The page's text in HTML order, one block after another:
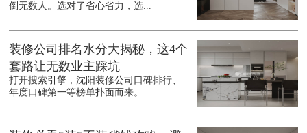
倒无数人。选对了省心省力，选...
装修公司排名水分大揭秘，这4个
套路让无数业主踩坑
打开搜索引擎，沈阳装修公司口碑排行、
年度口碑第一等榜单扑面而来。...